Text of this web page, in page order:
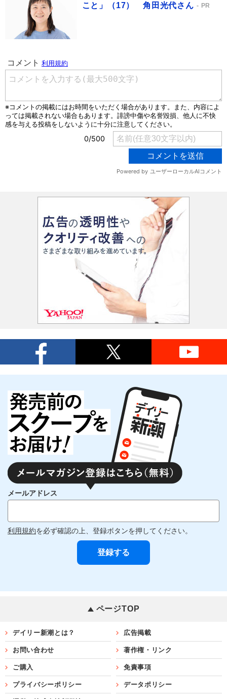
こと」（17） 角田光代さん
PR
メールアドレス
利用規約を必ず確認の上、登録ボタンを押してください。
ページTOP
デイリー新潮とは？ 広告掲載
お問い合わせ 著作権・リンク
ご購入 免責事項
プライバシーポリシー データポリシー